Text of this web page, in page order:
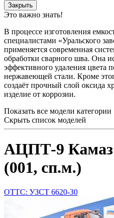
Закрыть
Это важно знать!
В процессе изготовления
специалистами «Уральского
применяется современная
обработки сварного шва. Она
эффективного удаления цвета
нержавеющей стали. Кроме
создаёт прочный слой оксида
изделие от коррозии.
Показать все модели
Скрыть список моделей
АЦПТ-9 Камаз
(001, сп.м.)
ОТТС: УЗСТ 6620-30